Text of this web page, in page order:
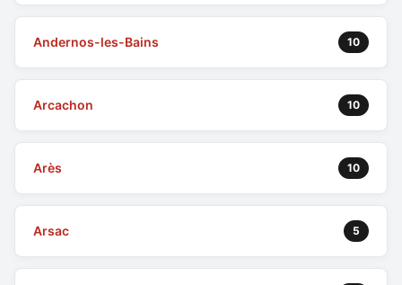
Andernos-les-Bains 10
Arcachon 10
Arès 10
Arsac 5